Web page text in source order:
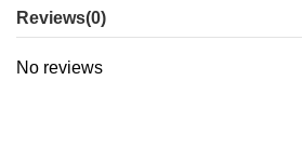
Reviews(0)
No reviews